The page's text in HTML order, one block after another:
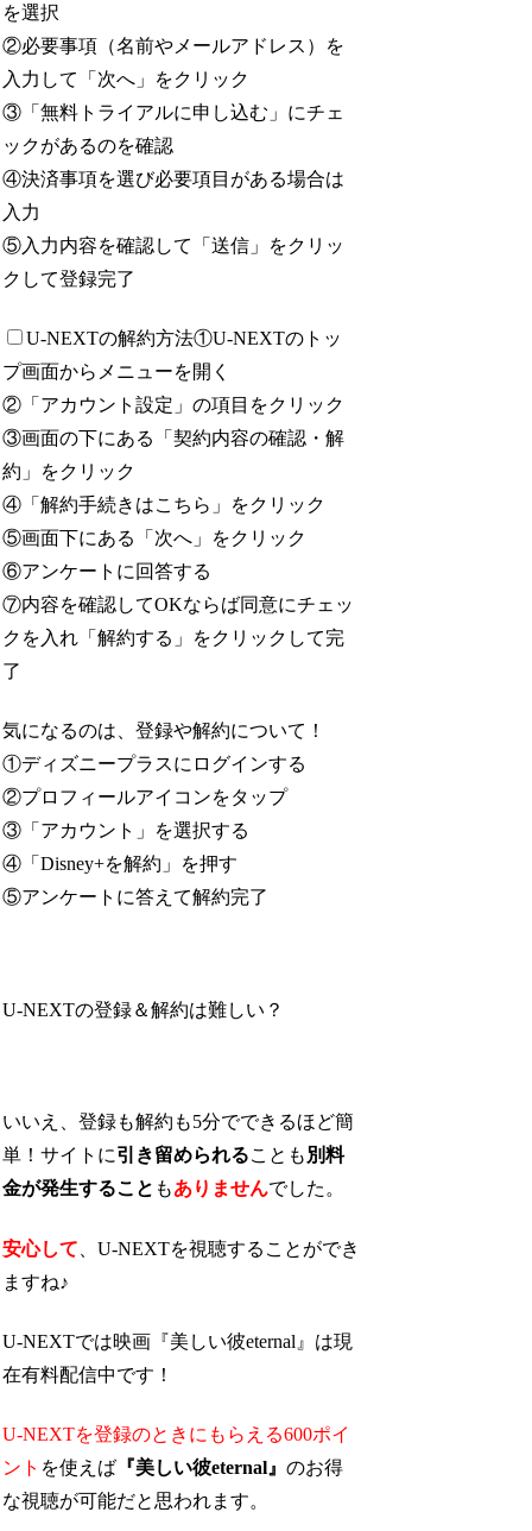
を選択
②必要事項（名前やメールアドレス）を
入力して「次へ」をクリック
③「無料トライアルに申し込む」にチェ
ックがあるのを確認
④決済事項を選び必要項目がある場合は
入力
⑤入力内容を確認して「送信」をクリッ
クして登録完了
U-NEXTの解約方法①U-NEXTのトッ
プ画面からメニューを開く
②「アカウント設定」の項目をクリック
③画面の下にある「契約内容の確認・解
約」をクリック
④「解約手続きはこちら」をクリック
⑤画面下にある「次へ」をクリック
⑥アンケートに回答する
⑦内容を確認してOKならば同意にチェッ
クを入れ「解約する」をクリックして完
了
気になるのは、登録や解約について！
①ディズニープラスにログインする
②プロフィールアイコンをタップ
③「アカウント」を選択する
④「Disney+を解約」を押す
⑤アンケートに答えて解約完了
U-NEXTの登録＆解約は難しい？
いいえ、登録も解約も5分でできるほど簡
単！サイトに引き留められることも 別料
金が発生すること もありませんでした。
安心して 、U-NEXTを視聴することができ
ますね♪
U-NEXTでは映画『美しい彼eternal』は現
在有料配信中です！
U-NEXTを登録のときにもらえる600ポイ
ント を使えば 『美しい彼eternal』のお得
な視聴が可能だと思われます。